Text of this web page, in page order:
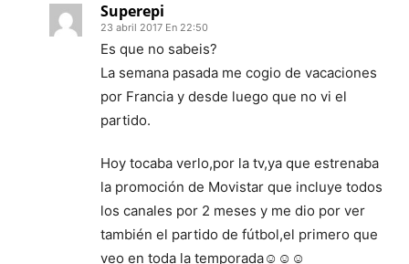
Superepi
23 abril 2017 En 22:50
Es que no sabeis?
La semana pasada me cogio de vacaciones
por Francia y desde luego que no vi el
partido.
Hoy tocaba verlo,por la tv,ya que estrenaba
la promoción de Movistar que incluye todos
los canales por 2 meses y me dio por ver
también el partido de fútbol,el primero que
veo en toda la temporada☺☺☺